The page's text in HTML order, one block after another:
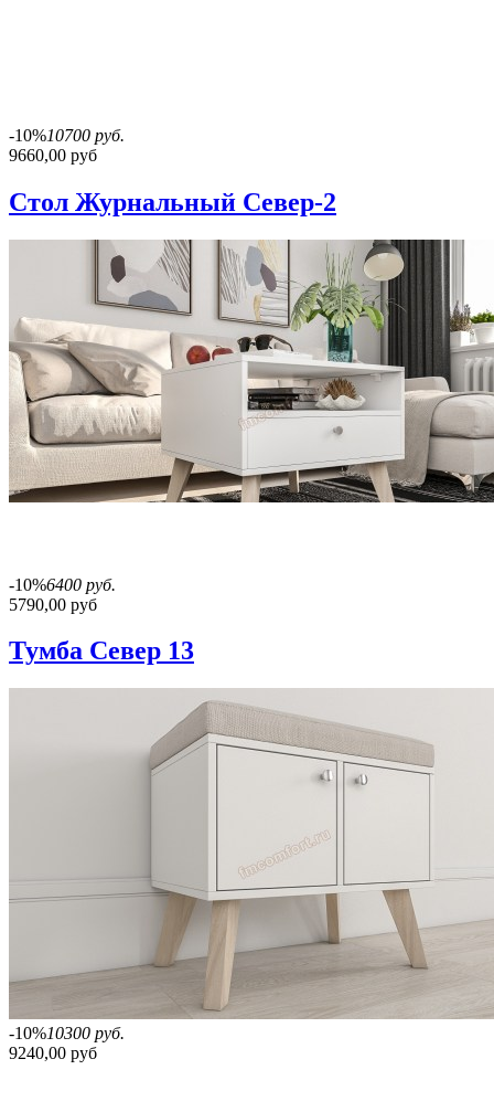
-10%10700 руб.
9660,00 руб
Стол Журнальный Север-2
-10%6400 руб.
5790,00 руб
Тумба Север 13
-10%10300 руб.
9240,00 руб